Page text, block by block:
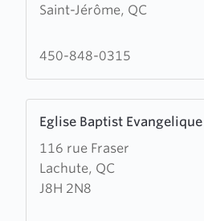
Saint-Jérôme, QC
Chrétienne
450-848-0315
Eglise Baptist
116 rue Fraser
Lachute, QC
J8H 2N8
more
about
Eglise
Baptist